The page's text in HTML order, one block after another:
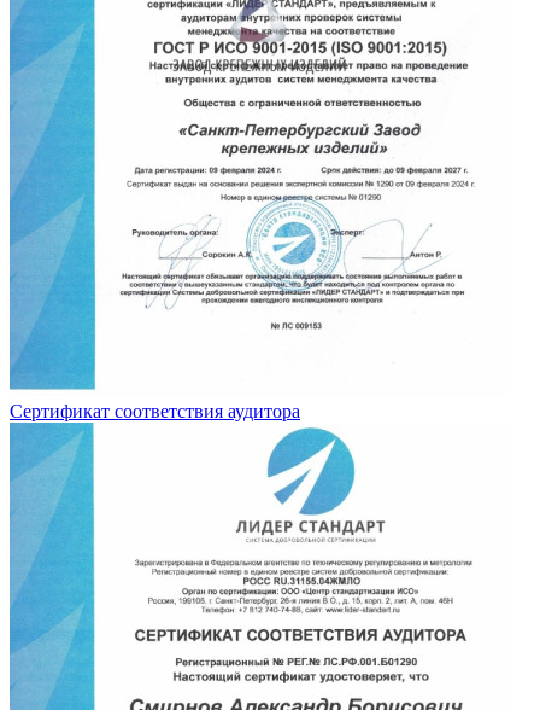
Сертификат соответствия аудитора